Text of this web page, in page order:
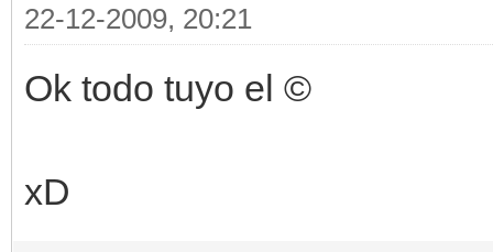
22-12-2009, 20:21
Ok todo tuyo el ©
xD